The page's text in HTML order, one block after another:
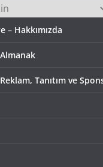
– Hakkımızda
Tanıtım ve